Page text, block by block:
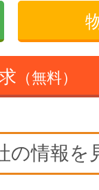
（無料）
の情報を